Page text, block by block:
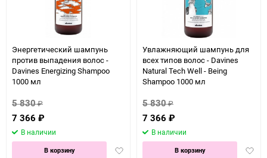
Энергетический шампунь
против выпадения волос -
Davines Energizing Shampoo
1000 мл
5 830₽
7 366 ₽
В наличии
Добавить
В корзину
Увлажняющий шампунь для
всех типов волос - Davines
Natural Tech Well - Being
Shampoo 1000 мл
5 830₽
7 366 ₽
В наличии
В корзину